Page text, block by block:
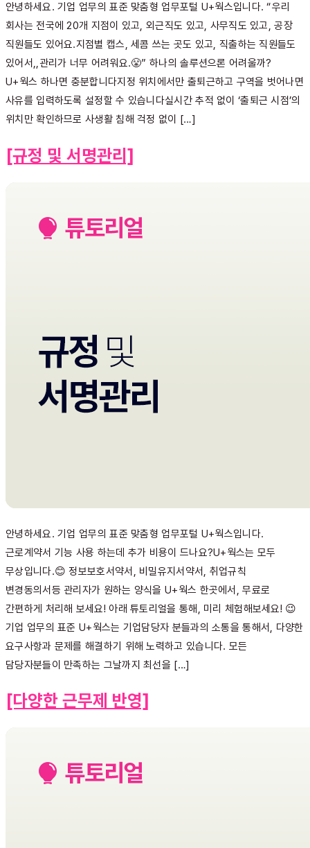
안녕하세요. 기업 업무의 표준 맞춤형 업무포털 U+웍스입니다. “우리
회사는 전국에 20개 지점이 있고, 외근직도 있고, 사무직도 있고, 공장
직원들도 있어요.지점별 캡스, 세콤 쓰는 곳도 있고, 직출하는 직원들도
있어서,,관리가 너무 어려워요.😤” 하나의 솔루션으론 어려울까?
U+웍스 하나면 충분합니다지정 위치에서만 출퇴근하고 구역을 벗어나면
사유를 입력하도록 설정할 수 있습니다실시간 추적 없이 ‘출퇴근 시점’의
위치만 확인하므로 사생활 침해 걱정 없이 […]
[규정 및 서명관리]
안녕하세요. 기업 업무의 표준 맞춤형 업무포털 U+웍스입니다.
근로계약서 기능 사용 하는데 추가 비용이 드나요?U+웍스는 모두
무상입니다.😊 정보보호서약서, 비밀유지서약서, 취업규칙
변경동의서등 관리자가 원하는 양식을 U+웍스 한곳에서, 무료로
간편하게 처리해 보세요! 아래 튜토리얼을 통해, 미리 체험해보세요! 😉
기업 업무의 표준 U+웍스는 기업담당자 분들과의 소통을 통해서, 다양한
요구사항과 문제를 해결하기 위해 노력하고 있습니다. 모든
담당자분들이 만족하는 그날까지 최선을 […]
[다양한 근무제 반영]